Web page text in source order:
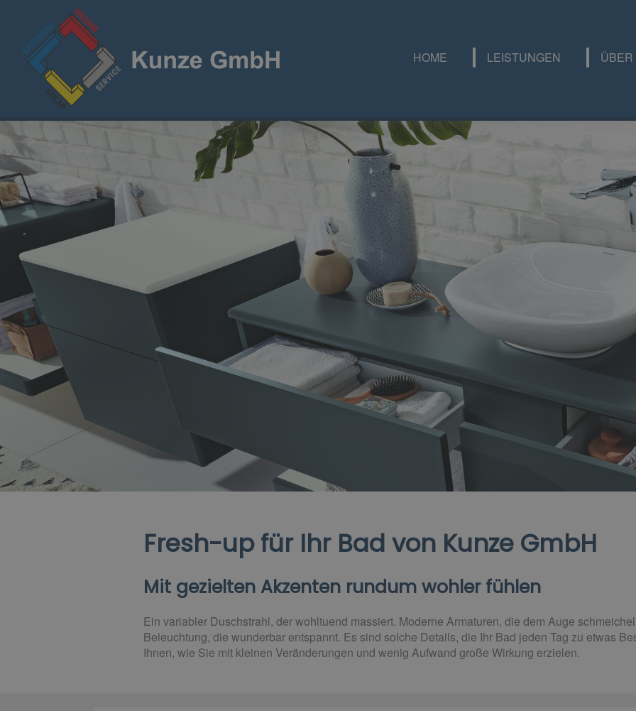
HOME LEISTUNGEN
Fresh-up für Ihr Bad von Kunze GmbH
Mit gezielten Akzenten rundum wohler fühlen
Ein variabler Duschstrahl, der wohltuend massiert. Moderne Armaturen, die dem Auge
Beleuchtung, die wunderbar entspannt. Es sind solche Details, die Ihr Bad jeden Tag zu etwas
Ihnen, wie Sie mit kleinen Veränderungen und wenig Aufwand große Wirkung erzielen.